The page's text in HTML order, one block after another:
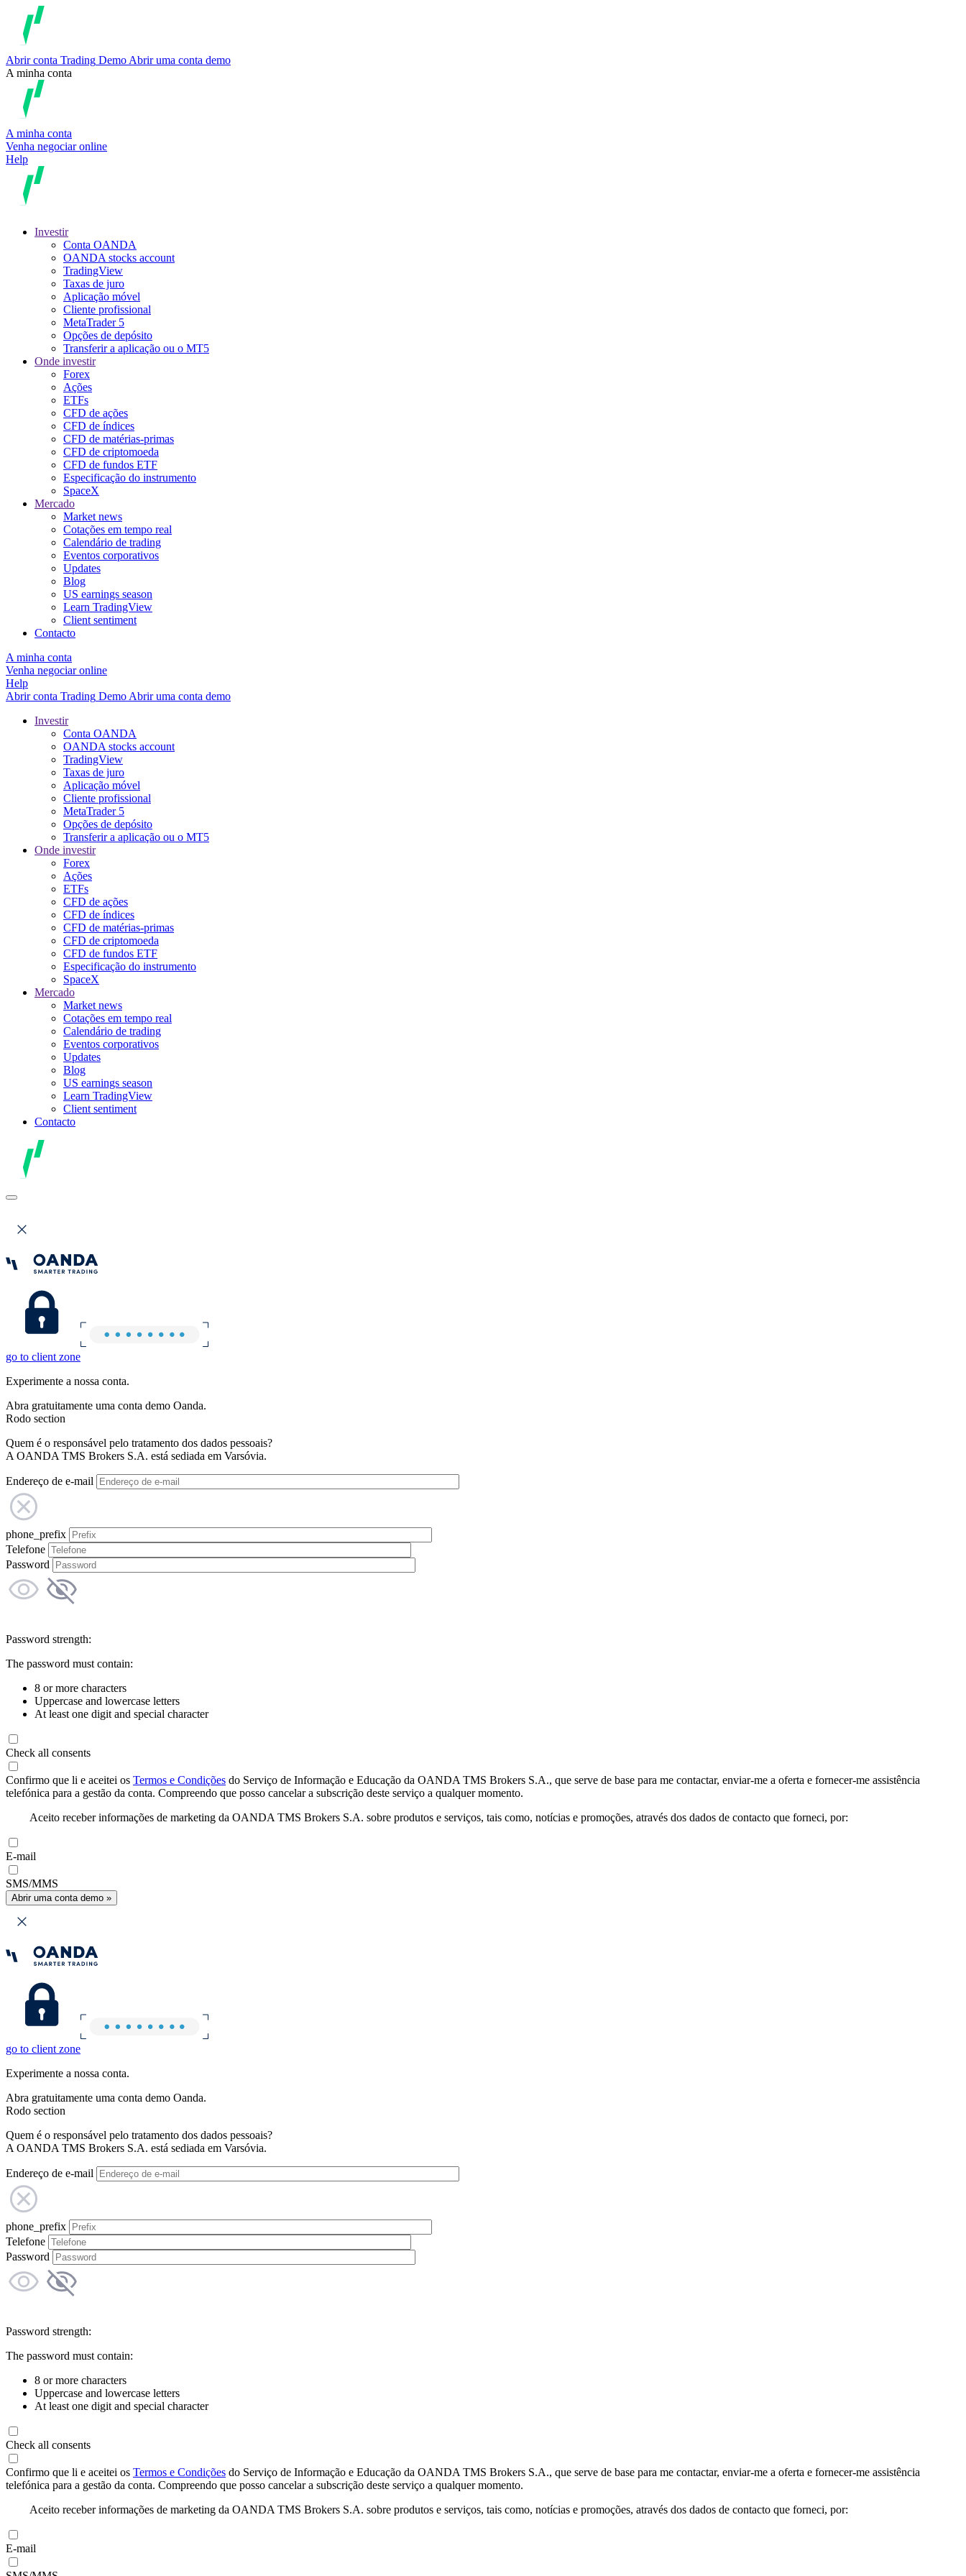
Abrir conta Trading Demo Abrir uma conta demo
A minha conta
A minha conta
Venha negociar online
Help
Investir
Conta OANDA
OANDA stocks account
TradingView
Taxas de juro
Aplicação móvel
Cliente profissional
MetaTrader 5
Opções de depósito
Transferir a aplicação ou o MT5
Onde investir
Forex
Ações
ETFs
CFD de ações
CFD de índices
CFD de matérias-primas
CFD de criptomoeda
CFD de fundos ETF
Especificação do instrumento
SpaceX
Mercado
Market news
Cotações em tempo real
Calendário de trading
Eventos corporativos
Updates
Blog
US earnings season
Learn TradingView
Client sentiment
Contacto
A minha conta
Venha negociar online
Help
Abrir conta Trading Demo Abrir uma conta demo
Investir
Conta OANDA
OANDA stocks account
TradingView
Taxas de juro
Aplicação móvel
Cliente profissional
MetaTrader 5
Opções de depósito
Transferir a aplicação ou o MT5
Onde investir
Forex
Ações
ETFs
CFD de ações
CFD de índices
CFD de matérias-primas
CFD de criptomoeda
CFD de fundos ETF
Especificação do instrumento
SpaceX
Mercado
Market news
Cotações em tempo real
Calendário de trading
Eventos corporativos
Updates
Blog
US earnings season
Learn TradingView
Client sentiment
Contacto
go to client zone
Experimente a nossa conta.
Abra gratuitamente uma conta demo Oanda.
Rodo section
Quem é o responsável pelo tratamento dos dados pessoais?
A OANDA TMS Brokers S.A. está sediada em Varsóvia.
Endereço de e-mail
phone_prefix
Telefone
Password
Password strength:
The password must contain:
8 or more characters
Uppercase and lowercase letters
At least one digit and special character
Check all consents
Confirmo que li e aceitei os Termos e Condições do Serviço de Informação e Educação da OANDA TMS Brokers S.A., que serve de base para me contactar, enviar-me a oferta e fornecer-me assistência
telefónica para a gestão da conta. Compreendo que posso cancelar a subscrição deste serviço a qualquer momento.
Aceito receber informações de marketing da OANDA TMS Brokers S.A. sobre produtos e serviços, tais como, notícias e promoções, através dos dados de contacto que forneci, por:
E-mail
SMS/MMS
Abrir uma conta demo »
go to client zone
Experimente a nossa conta.
Abra gratuitamente uma conta demo Oanda.
Rodo section
Quem é o responsável pelo tratamento dos dados pessoais?
A OANDA TMS Brokers S.A. está sediada em Varsóvia.
Endereço de e-mail
phone_prefix
Telefone
Password
Password strength:
The password must contain:
8 or more characters
Uppercase and lowercase letters
At least one digit and special character
Check all consents
Confirmo que li e aceitei os Termos e Condições do Serviço de Informação e Educação da OANDA TMS Brokers S.A., que serve de base para me contactar, enviar-me a oferta e fornecer-me assistência
telefónica para a gestão da conta. Compreendo que posso cancelar a subscrição deste serviço a qualquer momento.
Aceito receber informações de marketing da OANDA TMS Brokers S.A. sobre produtos e serviços, tais como, notícias e promoções, através dos dados de contacto que forneci, por:
E-mail